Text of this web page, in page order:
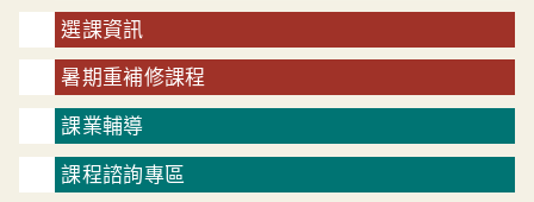
選課資訊
暑期重補修課程
課業輔導
課程諮詢專區